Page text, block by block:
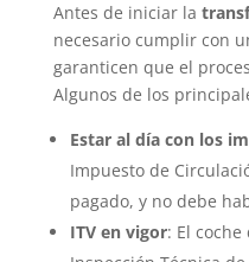
Antes de iniciar la
necesario cumplir con
garanticen que el
Algunos de los
Estar al día con los
Impuesto de
pagado, y no debe
ITV en vigor: El